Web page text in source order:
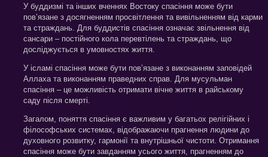
У буддизмі та інших вченнях Востоку спасіння може бути
пов’язане з досягненням просвітлення та вивільненням від карми
та страждань. Для буддистів спасіння означає звільнення від
сансари – постійного кола перевтілень та страждань, що
досліджується в умовностях життя.
У ісламі спасіння може бути пов’язане з виконанням заповідей
Аллаха та виконанням праведних справ. Для мусульман
спасіння – це можливість отримати вічне життя в райському
саду після смерті.
Загалом, поняття спасіння є важливим у багатьох релігійних і
філософських системах, відображаючи прагнення людини до
духовного розвитку, гармонії та внутрішньої чистоти. Отримання
спасіння може бути завданням усього життя, прагненням до